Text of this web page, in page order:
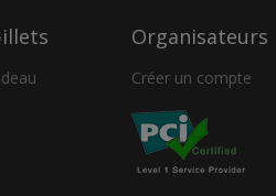
Organisateurs
Créer un compte